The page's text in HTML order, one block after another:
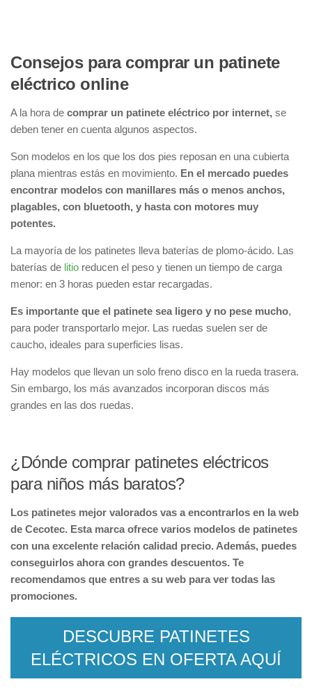
Consejos para comprar un patinete
eléctrico online
A la hora de comprar un patinete eléctrico por internet, se
deben tener en cuenta algunos aspectos.
Son modelos en los que los dos pies reposan en una cubierta
plana mientras estás en movimiento. En el mercado puedes
encontrar modelos con manillares más o menos anchos,
plagables, con bluetooth, y hasta con motores muy
potentes.
La mayoría de los patinetes lleva baterías de plomo-ácido. Las
baterías de litio reducen el peso y tienen un tiempo de carga
menor: en 3 horas pueden estar recargadas.
Es importante que el patinete sea ligero y no pese mucho,
para poder transportarlo mejor. Las ruedas suelen ser de
caucho, ideales para superficies lisas.
Hay modelos que llevan un solo freno disco en la rueda trasera.
Sin embargo, los más avanzados incorporan discos más
grandes en las dos ruedas.
¿Dónde comprar patinetes eléctricos
para niños más baratos?
Los patinetes mejor valorados vas a encontrarlos en la web
de Cecotec. Esta marca ofrece varios modelos de patinetes
con una excelente relación calidad precio. Además, puedes
conseguirlos ahora con grandes descuentos. Te
recomendamos que entres a su web para ver todas las
promociones.
DESCUBRE PATINETES
ELÉCTRICOS EN OFERTA AQUÍ